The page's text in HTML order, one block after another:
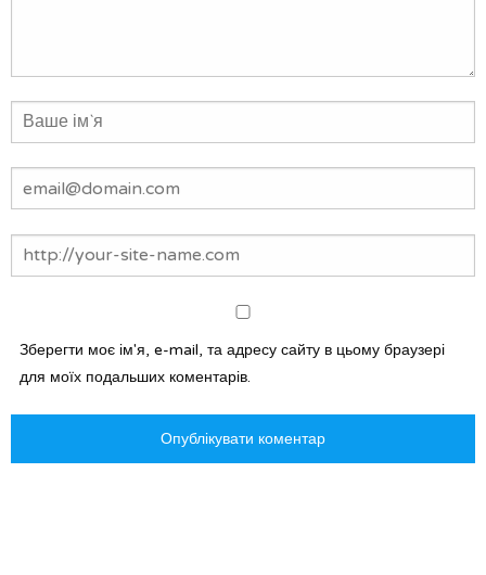
Зберегти моє ім'я, e-mail, та адресу сайту в цьому браузері
для моїх подальших коментарів.